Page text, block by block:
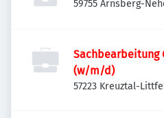
59755 Arnsberg-
Sachbearbeitung
(w/m/d)
57223 Kreuztal-